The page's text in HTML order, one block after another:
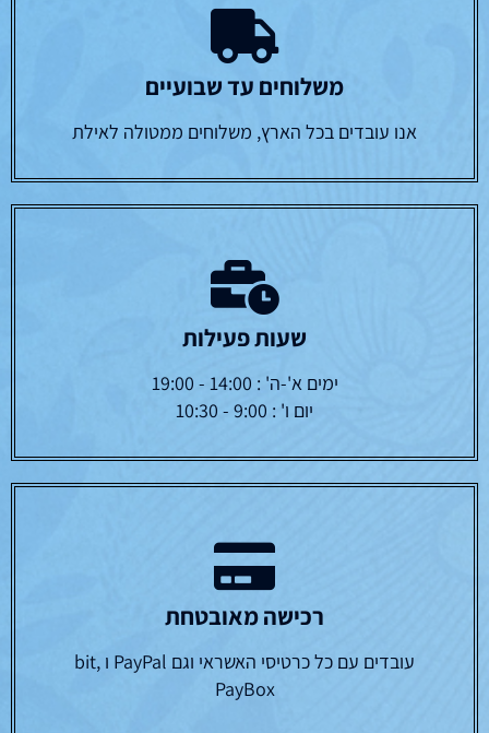
משלוחים עד שבועיים
אנו עובדים בכל הארץ, משלוחים ממטולה לאילת
שעות פעילות
ימים א'-ה' : 14:00 - 19:00
יום ו' : 9:00 - 10:30
רכישה מאובטחת
עובדים עם כל כרטיסי האשראי וגם PayPal ו bit,
PayBox